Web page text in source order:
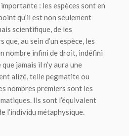
: les espèces sont en
qu’il est non seulement
scientifique, de les
que, au sein d’un espèce, les
nombre infini de droit, indéfini
jamais il n’y aura une
alizé, telle pegmatite ou
nombres premiers sont les
Ils sont l’équivalent
l’individu métaphysique.